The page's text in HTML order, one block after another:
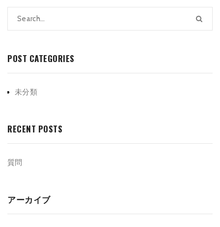
POST CATEGORIES
未分類
RECENT POSTS
質問
アーカイブ